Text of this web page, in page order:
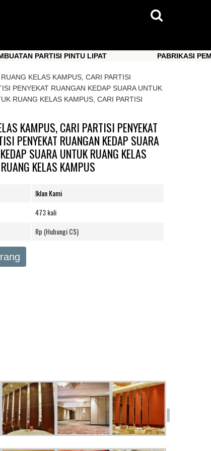
PARTISI PINTU LIPAT
PABRIKASI
KELAS KAMPUS, CARI PARTISI
PENYEKAT RUANGAN KEDAP SUARA UNTUK
RUANG KELAS KAMPUS, CARI PARTISI
KAMPUS, CARI PARTISI PENYEKAT
PENYEKAT RUANGAN KEDAP SUARA
SUARA UNTUK RUANG KELAS
KELAS KAMPUS
Iklan Kami
473 kali
Rp (Hubungi CS)